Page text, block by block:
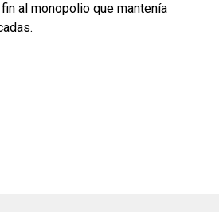
al monopolio que mantenía